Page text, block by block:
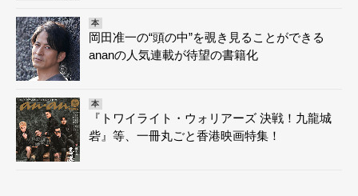
本
岡田准一の“頭の中”を覗き見ることができる
ananの人気連載が待望の書籍化
本
『トワイライト・ウォリアーズ 決戦！九龍城
砦』等、一冊丸ごと香港映画特集！